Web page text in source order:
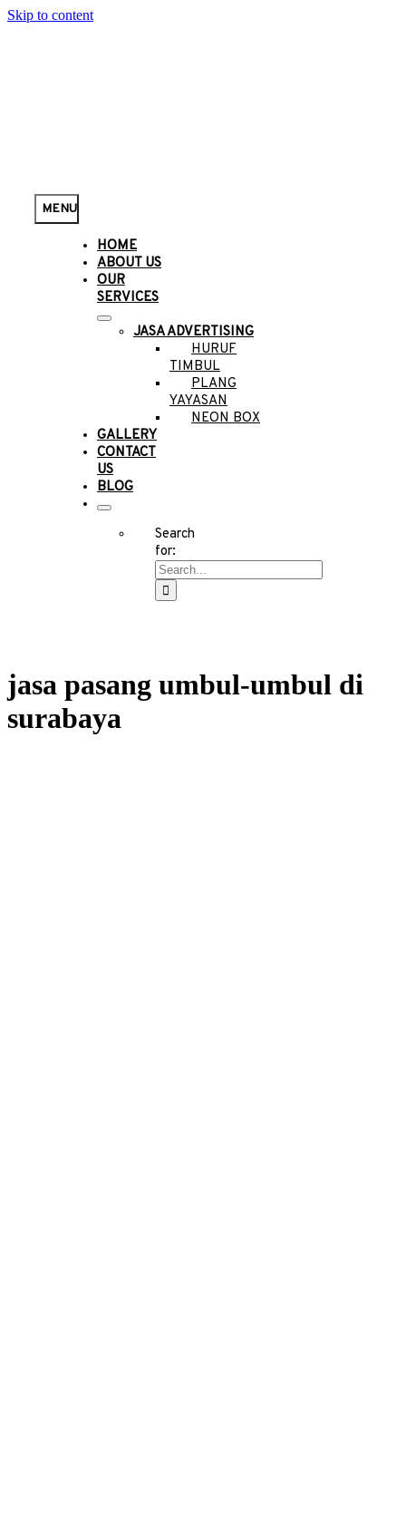
Skip to content
MENU
HOME
ABOUT US
OUR
SERVICES
JASA ADVERTISING
HURUF
TIMBUL
PLANG
YAYASAN
NEON BOX
GALLERY
CONTACT
US
BLOG
Search
for:
jasa pasang umbul-umbul di
surabaya